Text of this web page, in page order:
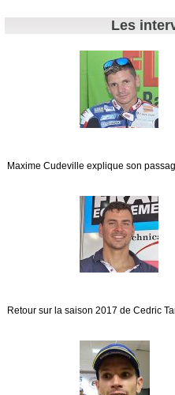
Les
Maxime Cudeville explique son
Retour sur la saison 2017 de Cedric